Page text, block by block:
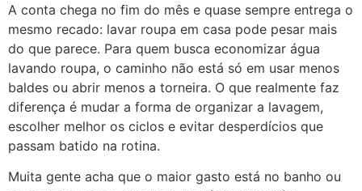
A conta chega no fim do mês e quase sempre entrega o
mesmo recado: lavar roupa em casa pode pesar mais
do que parece. Para quem busca economizar água
lavando roupa, o caminho não está só em usar menos
baldes ou abrir menos a torneira. O que realmente faz
diferença é mudar a forma de organizar a lavagem,
escolher melhor os ciclos e evitar desperdícios que
passam batido na rotina.
Muita gente acha que o maior gasto está no banho ou